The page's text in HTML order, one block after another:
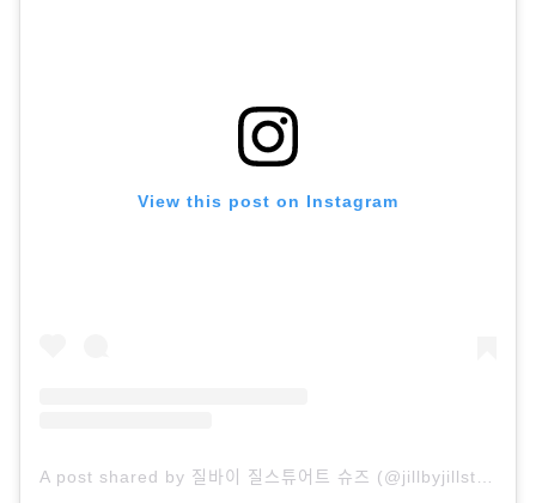
View this post on Instagram